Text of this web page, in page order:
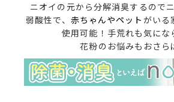
ニオイの元から分解消臭するので
弱酸性で、 赤ちゃんやペット がいる
使用可能！手荒れも気にな
花粉のお悩みもおさら